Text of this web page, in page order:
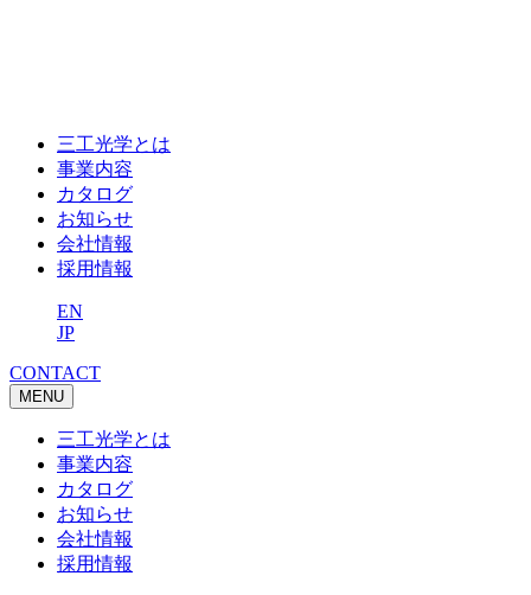
三工光学とは
事業内容
カタログ
お知らせ
会社情報
採用情報
EN
JP
CONTACT
MENU
三工光学とは
事業内容
カタログ
お知らせ
会社情報
採用情報